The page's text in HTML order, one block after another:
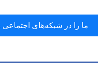
ما را در شبکه‌های اجتماعی